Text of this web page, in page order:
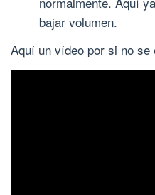
bajar volumen.
Aquí un vídeo por si no se